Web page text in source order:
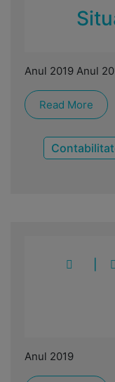
Anul 2019 Anul
Read More
Anul 2019